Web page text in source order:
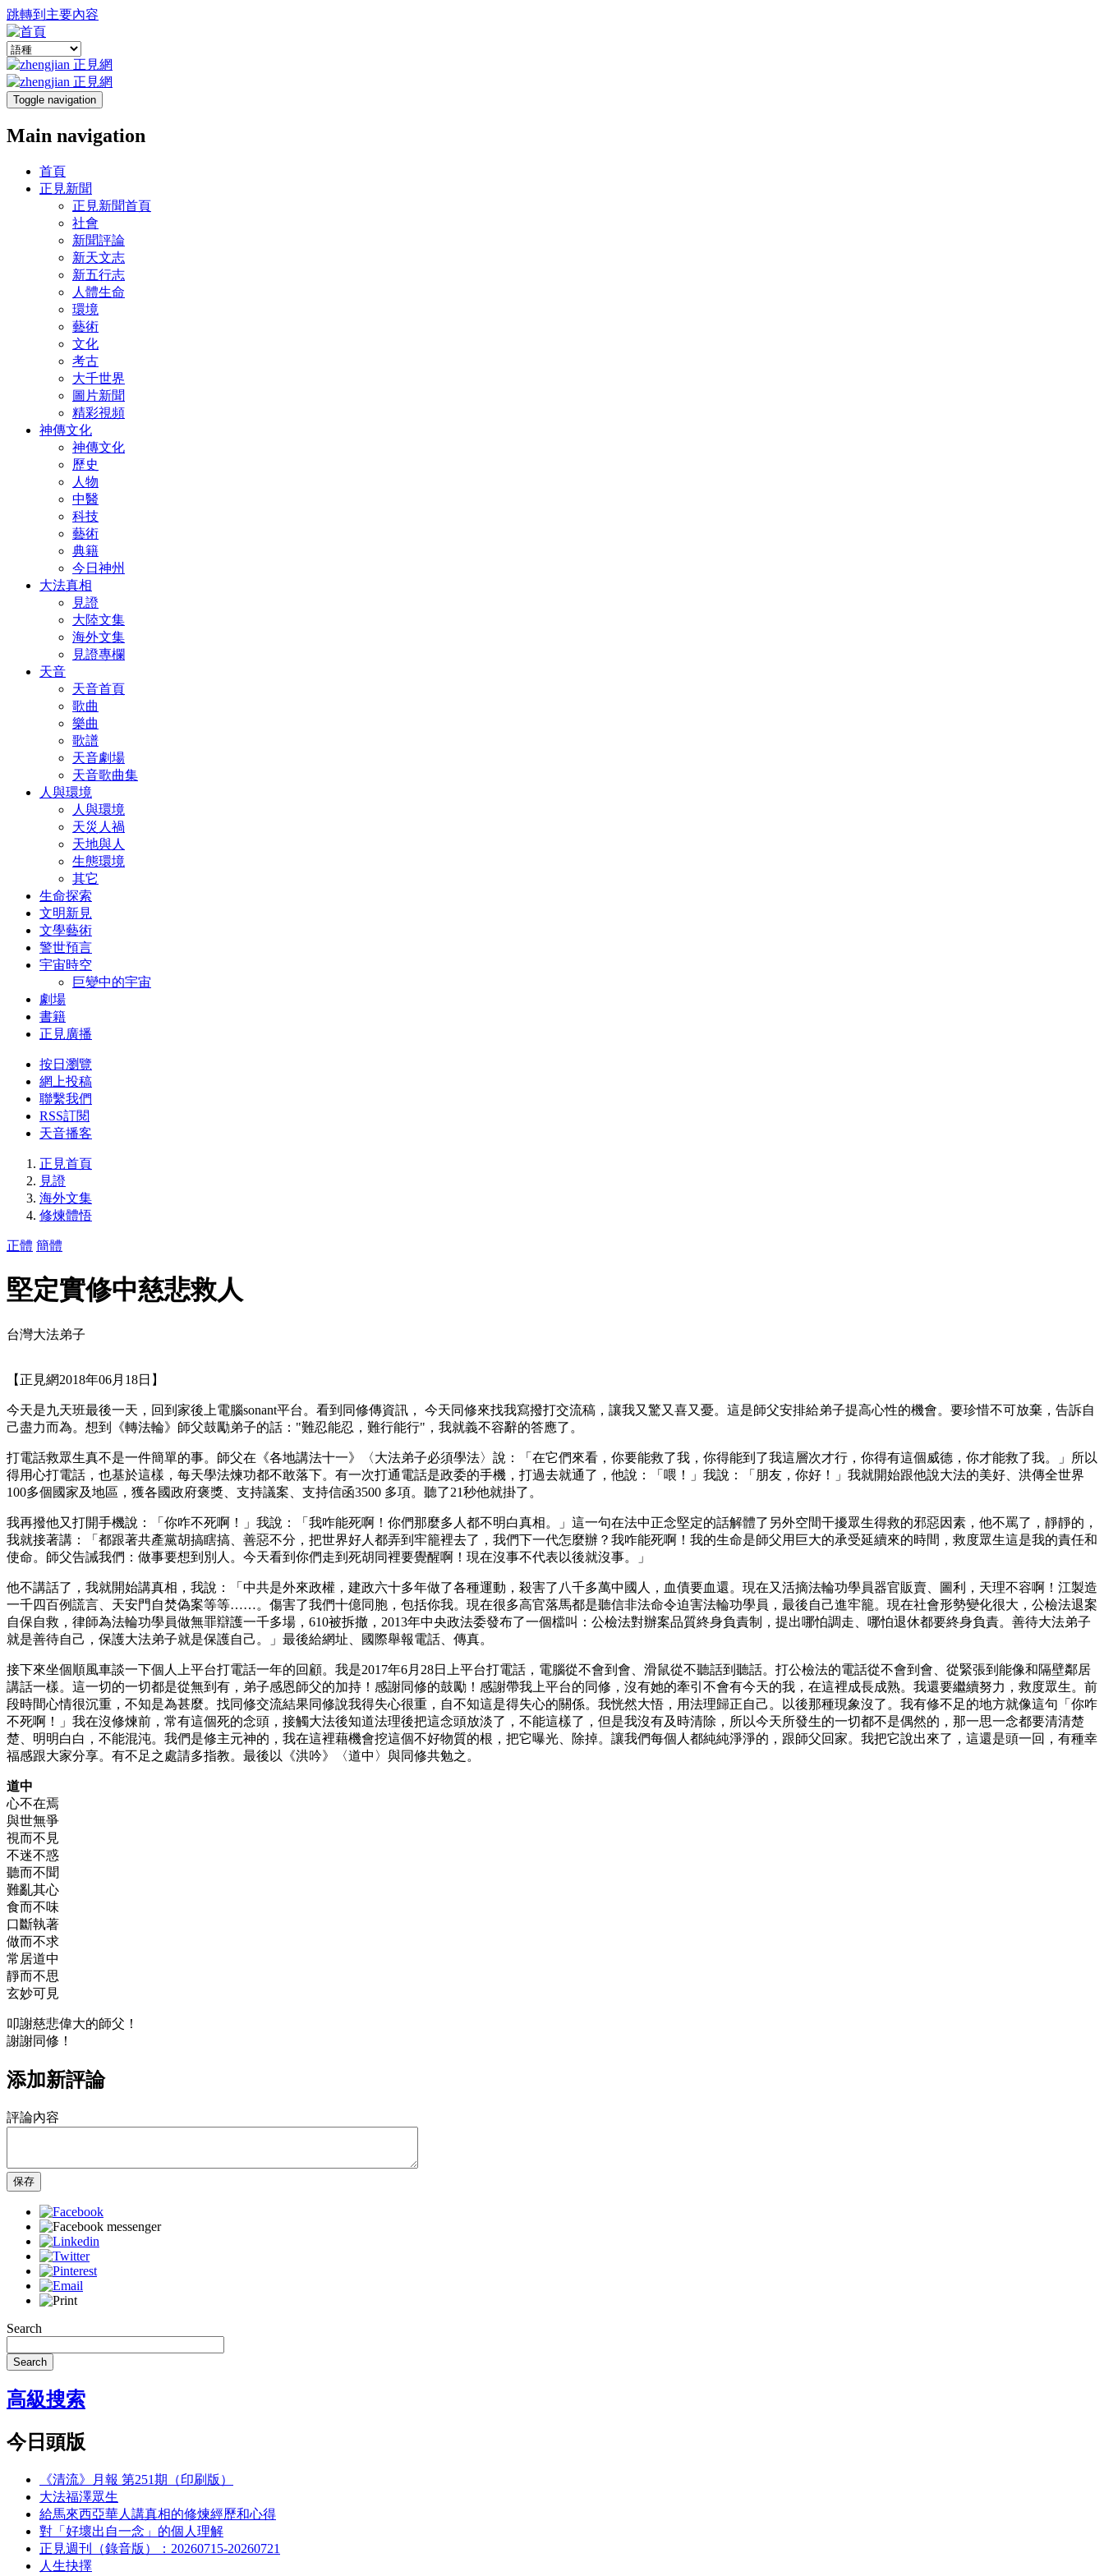
跳轉到主要內容
Toggle navigation
Main navigation
首頁
正見新聞
正見新聞首頁
社會
新聞評論
新天文志
新五行志
人體生命
環境
藝術
文化
考古
大千世界
圖片新聞
精彩視頻
神傳文化
神傳文化
歷史
人物
中醫
科技
藝術
典籍
今日神州
大法真相
見證
大陸文集
海外文集
見證專欄
天音
天音首頁
歌曲
樂曲
歌譜
天音劇場
天音歌曲集
人與環境
人與環境
天災人禍
天地與人
生態環境
其它
生命探索
文明新見
文學藝術
警世預言
宇宙時空
巨變中的宇宙
劇場
書籍
正見廣播
按日瀏覽
網上投稿
聯繫我們
RSS訂閱
天音播客
正見首頁
見證
海外文集
修煉體悟
正體 簡體
堅定實修中慈悲救人
台灣大法弟子
【正見網2018年06月18日】
今天是九天班最後一天，回到家後上電腦sonant平台。看到同修傳資訊， 今天同修來找我寫撥打交流稿，讓我又驚又喜又憂。這是師父安排給弟子提高心性的機會。要珍惜不可放棄，告訴自
己盡力而為。想到《轉法輪》師父鼓勵弟子的話："難忍能忍，難行能行"，我就義不容辭的答應了。
打電話救眾生真不是一件簡單的事。師父在《各地講法十一》〈大法弟子必須學法〉說：「在它們來看，你要能救了我，你得能到了我這層次才行，你得有這個威德，你才能救了我。」所以
得用心打電話，也基於這樣，每天學法煉功都不敢落下。有一次打通電話是政委的手機，打過去就通了，他說：「喂！」我說：「朋友，你好！」我就開始跟他說大法的美好、洪傳全世界
100多個國家及地區，獲各國政府褒獎、支持議案、支持信函3500 多項。聽了21秒他就掛了。
我再撥他又打開手機說：「你咋不死啊！」我說：「我咋能死啊！你們那麼多人都不明白真相。」這一句在法中正念堅定的話解體了另外空間干擾眾生得救的邪惡因素，他不罵了，靜靜的，
我就接著講：「都跟著共產黨胡搞瞎搞、善惡不分，把世界好人都弄到牢籠裡去了，我們下一代怎麼辦？我咋能死啊！我的生命是師父用巨大的承受延續來的時間，救度眾生這是我的責任和
使命。師父告誡我們：做事要想到別人。今天看到你們走到死胡同裡要覺醒啊！現在沒事不代表以後就沒事。」
他不講話了，我就開始講真相，我說：「中共是外來政權，建政六十多年做了各種運動，殺害了八千多萬中國人，血債要血還。現在又活摘法輪功學員器官販賣、圖利，天理不容啊！江製造
一千四百例謊言、天安門自焚偽案等等……。傷害了我們十億同胞，包括你我。現在很多高官落馬都是聽信非法命令迫害法輪功學員，最後自己進牢籠。現在社會形勢變化很大，公檢法退案
自保自救，律師為法輪功學員做無罪辯護一千多場，610被拆撤，2013年中央政法委發布了一個檔叫：公檢法對辦案品質終身負責制，提出哪怕調走、哪怕退休都要終身負責。善待大法弟子
就是善待自己，保護大法弟子就是保護自己。」最後給網址、國際舉報電話、傳真。
接下來坐個順風車談一下個人上平台打電話一年的回顧。我是2017年6月28日上平台打電話，電腦從不會到會、滑鼠從不聽話到聽話。打公檢法的電話從不會到會、從緊張到能像和隔壁鄰居
講話一樣。這一切的一切都是從無到有，弟子感恩師父的加持！感謝同修的鼓勵！感謝帶我上平台的同修，沒有她的牽引不會有今天的我，在這裡成長成熟。我還要繼續努力，救度眾生。前
段時間心情很沉重，不知是為甚麼。找同修交流結果同修說我得失心很重，自不知這是得失心的關係。我恍然大悟，用法理歸正自己。以後那種現象沒了。我有修不足的地方就像這句「你咋
不死啊！」我在沒修煉前，常有這個死的念頭，接觸大法後知道法理後把這念頭放淡了，不能這樣了，但是我沒有及時清除，所以今天所發生的一切都不是偶然的，那一思一念都要清清楚
楚、明明白白，不能混沌。我們是修主元神的，我在這裡藉機會挖這個不好物質的根，把它曝光、除掉。讓我們每個人都純純淨淨的，跟師父回家。我把它說出來了，這還是頭一回，有種幸
福感跟大家分享。有不足之處請多指教。最後以《洪吟》〈道中〉與同修共勉之。
道中
心不在焉
與世無爭
視而不見
不迷不惑
聽而不聞
難亂其心
食而不味
口斷執著
做而不求
常居道中
靜而不思
玄妙可見
叩謝慈悲偉大的師父！
謝謝同修！
添加新評論
評論內容
保存
Search
Search
高級搜索
今日頭版
《清流》月報 第251期（印刷版）
大法福澤眾生
給馬來西亞華人講真相的修煉經歷和心得
對「好壞出自一念」的個人理解
正見週刊（錄音版）：20260715-20260721
人生抉擇